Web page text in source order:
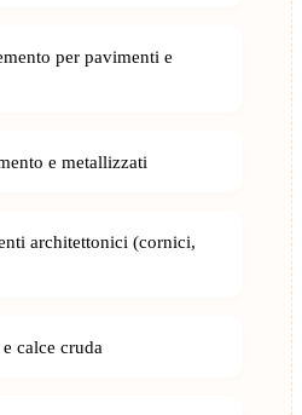
per pavimenti e
e metallizzati
architettonici (cornici,
calce cruda